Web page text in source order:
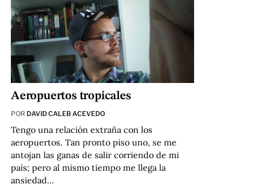
Aeropuertos tropicales
POR DAVID CALEB ACEVEDO
Tengo una relación extraña con los
aeropuertos. Tan pronto piso uno, se me
antojan las ganas de salir corriendo de mi
país; pero al mismo tiempo me llega la
ansiedad…